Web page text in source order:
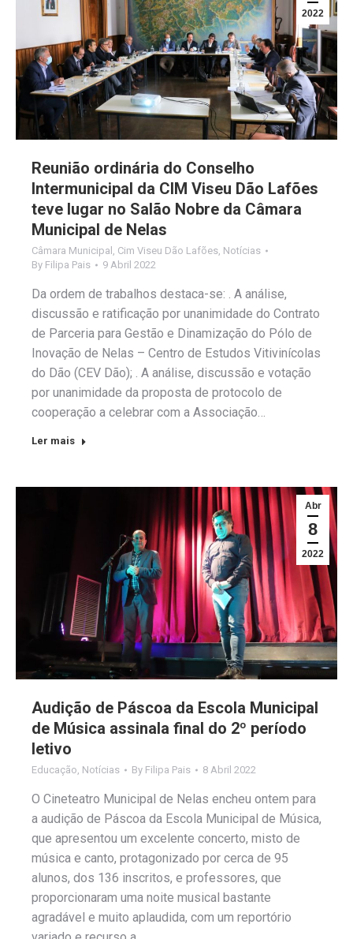
2022
Reunião ordinária do Conselho
Intermunicipal da CIM Viseu Dão Lafões
teve lugar no Salão Nobre da Câmara
Municipal de Nelas
Câmara Municipal Cim Viseu Dão Lafões Notícias
By Filipa Pais 9 Abril 2022
Da ordem de trabalhos destaca-se: . A análise,
discussão e ratificação por unanimidade do Contrato
de Parceria para Gestão e Dinamização do Pólo de
Inovação de Nelas – Centro de Estudos Vitivinícolas
do Dão (CEV Dão); . A análise, discussão e votação
por unanimidade da proposta de protocolo de
cooperação a celebrar com a Associação…
Ler mais
Abr
8
2022
Audição de Páscoa da Escola Municipal
de Música assinala final do 2º período
letivo
Educação Notícias By Filipa Pais 8 Abril 2022
O Cineteatro Municipal de Nelas encheu ontem para
a audição de Páscoa da Escola Municipal de Música,
que apresentou um excelente concerto, misto de
música e canto, protagonizado por cerca de 95
alunos, dos 136 inscritos, e professores, que
proporcionaram uma noite musical bastante
agradável e muito aplaudida, com um reportório